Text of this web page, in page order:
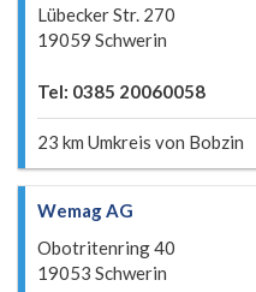
Lübecker Str. 270
19059 Schwerin
Tel: 0385 20060058
23 km Umkreis von Bobzin
Wemag AG
Obotritenring 40
19053 Schwerin